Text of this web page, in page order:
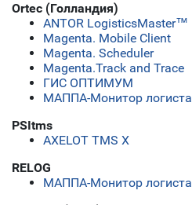
Ortec (Голландия)
ANTOR LogisticsMaster™
Magenta. Mobile Client
Magenta. Scheduler
Magenta.Track and Trace
ГИС ОПТИМУМ
МАППА-Монитор логиста
PSItms
AXELOT TMS X
RELOG
МАППА-Монитор логиста